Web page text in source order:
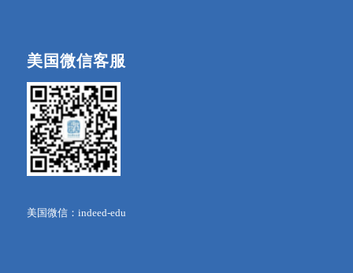
美国微信客服
美国微信：indeed-edu